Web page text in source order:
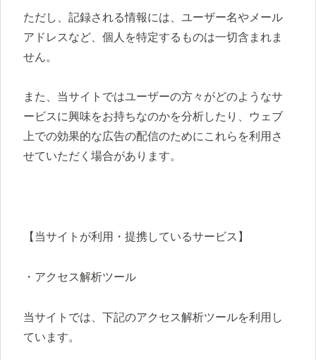
ただし、記録される情報には、ユーザー名やメール
アドレスなど、個人を特定するものは一切含まれま
せん。
また、当サイトではユーザーの方々がどのようなサ
ービスに興味をお持ちなのかを分析したり、ウェブ
上での効果的な広告の配信のためにこれらを利用さ
せていただく場合があります。
【当サイトが利用・提携しているサービス】
・アクセス解析ツール
当サイトでは、下記のアクセス解析ツールを利用し
ています。